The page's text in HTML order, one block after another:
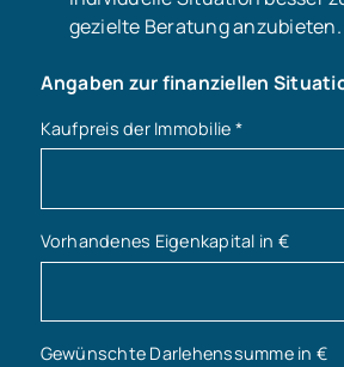
gezielte Beratung anzubieten.
Angaben zur finanziellen
Kaufpreis der Immobilie *
Vorhandenes Eigenkapital in €
Gewünschte Darlehenssumme in €